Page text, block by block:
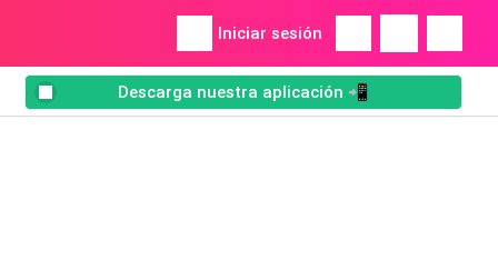
Iniciar sesión
Descarga nuestra aplicación 📲